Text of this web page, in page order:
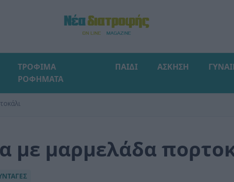
ΤΡΟΦΙΜΑ
ΡΟΦΗΜΑΤΑ
ΠΑΙΔΙ ΑΣΚΗΣΗ
με μαρμελάδα